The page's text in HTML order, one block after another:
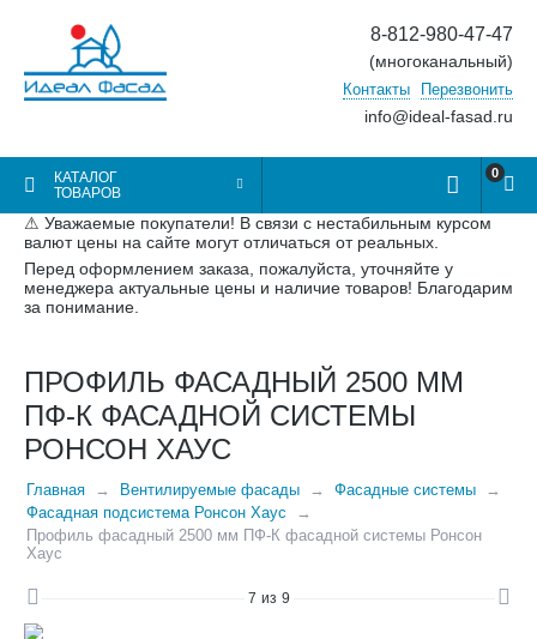
8-812-980-47-47
(многоканальный)
Контакты Перезвонить
info@ideal-fasad.ru
КАТАЛОГ
ТОВАРОВ
0
⚠ Уважаемые покупатели! В связи с нестабильным курсом
валют цены на сайте могут отличаться от реальных.
Перед оформлением заказа, пожалуйста, уточняйте у
менеджера актуальные цены и наличие товаров! Благодарим
за понимание.
ПРОФИЛЬ ФАСАДНЫЙ 2500 ММ
ПФ-К ФАСАДНОЙ СИСТЕМЫ
РОНСОН ХАУС
Главная Вентилируемые фасады
Фасадные системы
Фасадная подсистема Ронсон Хаус
Профиль фасадный 2500 мм ПФ-К фасадной системы Ронсон
Хаус
7 из 9